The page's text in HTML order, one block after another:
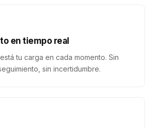
en tiempo real
tu carga en cada momento. Sin
sin incertidumbre.